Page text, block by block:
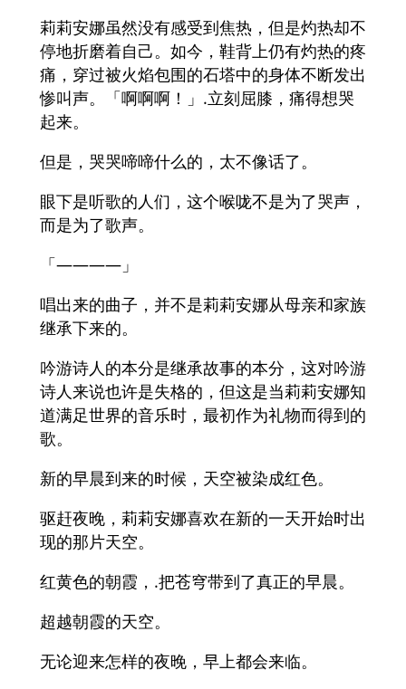
莉莉安娜虽然没有感受到焦热，但是灼热却不
停地折磨着自己。如今，鞋背上仍有灼热的疼
痛，穿过被火焰包围的石塔中的身体不断发出
惨叫声。「啊啊啊！」.立刻屈膝，痛得想哭
起来。
但是，哭哭啼啼什么的，太不像话了。
眼下是听歌的人们，这个喉咙不是为了哭声，
而是为了歌声。
「————」
唱出来的曲子，并不是莉莉安娜从母亲和家族
继承下来的。
吟游诗人的本分是继承故事的本分，这对吟游
诗人来说也许是失格的，但这是当莉莉安娜知
道满足世界的音乐时，最初作为礼物而得到的
歌。
新的早晨到来的时候，天空被染成红色。
驱赶夜晚，莉莉安娜喜欢在新的一天开始时出
现的那片天空。
红黄色的朝霞，.把苍穹带到了真正的早晨。
超越朝霞的天空。
无论迎来怎样的夜晚，早上都会来临。